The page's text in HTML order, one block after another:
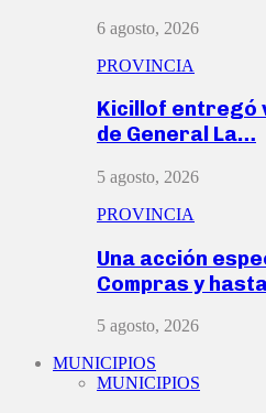
6 agosto, 2026
PROVINCIA
Kicillof entregó
de General La…
5 agosto, 2026
PROVINCIA
Una acción
Compras y
5 agosto, 2026
MUNICIPIOS
MUNICIPIOS